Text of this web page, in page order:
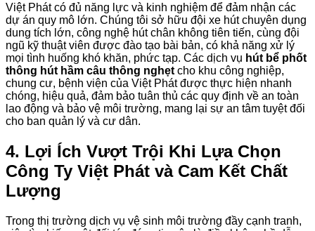
Việt Phát có đủ năng lực và kinh nghiệm để đảm nhận các
dự án quy mô lớn. Chúng tôi sở hữu đội xe hút chuyên dụng
dung tích lớn, công nghệ hút chân không tiên tiến, cùng đội
ngũ kỹ thuật viên được đào tạo bài bản, có khả năng xử lý
mọi tình huống khó khăn, phức tạp. Các dịch vụ hút bể phốt
thông hút hầm câu thông nghẹt cho khu công nghiệp,
chung cư, bệnh viện của Việt Phát được thực hiện nhanh
chóng, hiệu quả, đảm bảo tuân thủ các quy định về an toàn
lao động và bảo vệ môi trường, mang lại sự an tâm tuyệt đối
cho ban quản lý và cư dân.
4. Lợi Ích Vượt Trội Khi Lựa Chọn
Công Ty Việt Phát và Cam Kết Chất
Lượng
Trong thị trường dịch vụ vệ sinh môi trường đầy cạnh tranh,